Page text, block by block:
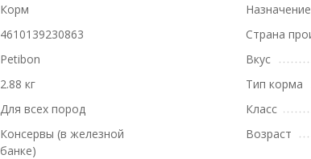
Корм
4610139230863
Petibon
2.88 кг
Для всех пород
Консервы (в железной
банке)
Назначение
Страна
Вкус
Тип корма
Класс
Возраст